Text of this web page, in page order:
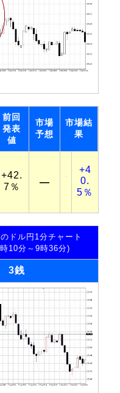
前回
発表
値
市場
予想
市場結
果
+42.
7％
―
+4
0.
5％
ドル円1分チャート
10分～9時36分)
3銭